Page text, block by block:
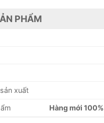
PHẨM
xuất
Hàng mới 100%